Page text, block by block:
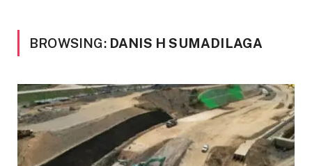
BROWSING: DANIS H SUMADILAGA